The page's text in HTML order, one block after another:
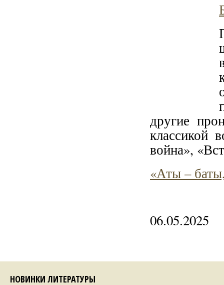
другие
классикой
война»,
«Аты –
06.05.2025
НОВИНКИ ЛИТЕРАТУРЫ